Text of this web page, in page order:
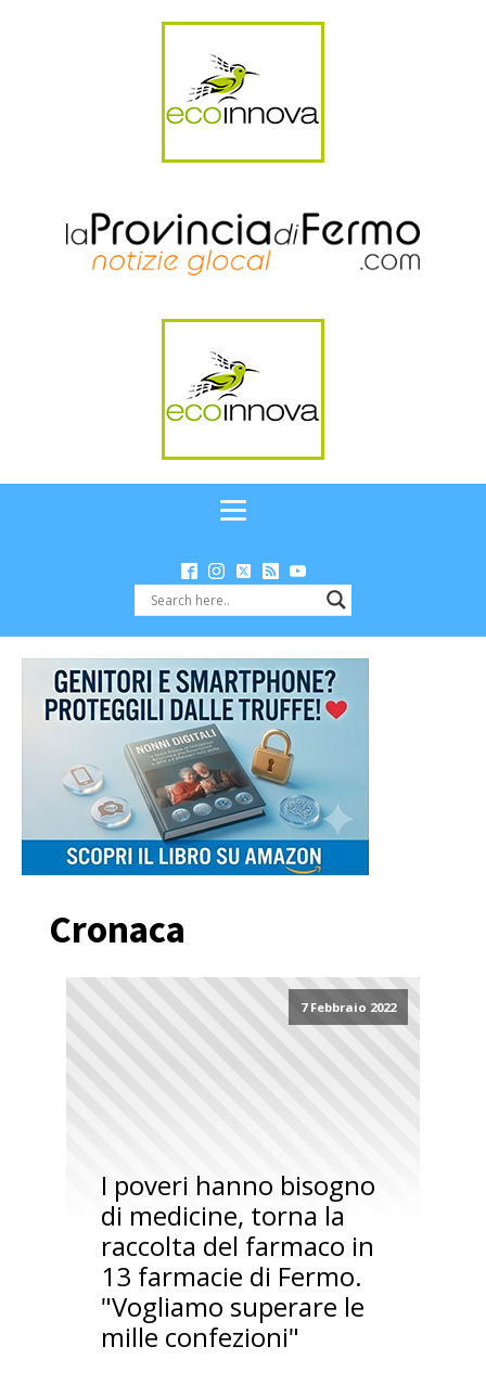
Cronaca
7 Febbraio 2022
I poveri hanno bisogno
di medicine, torna la
raccolta del farmaco in
13 farmacie di Fermo.
"Vogliamo superare le
mille confezioni"